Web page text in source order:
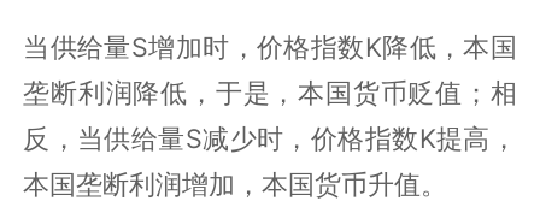
当供给量S增加时，价格指数K降低，本国
垄断利润降低，于是，本国货币贬值；相
反，当供给量S减少时，价格指数K提高，
本国垄断利润增加，本国货币升值。